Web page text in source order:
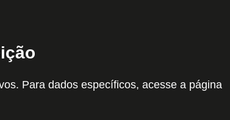
Para dados específicos, acesse a página